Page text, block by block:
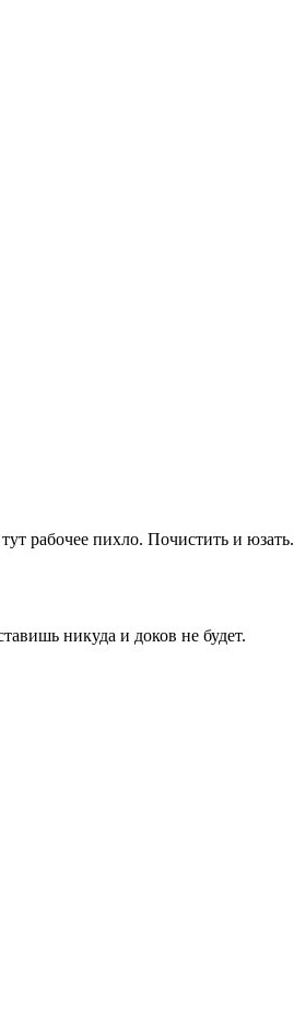
рабочее пихло. Почистить и юзать.
никуда и доков не будет.